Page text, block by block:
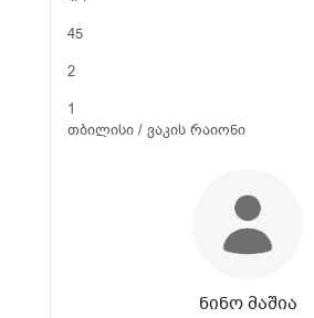
45
2
1
თბილისი / ვაკის რაიონი
ნინო მაშია